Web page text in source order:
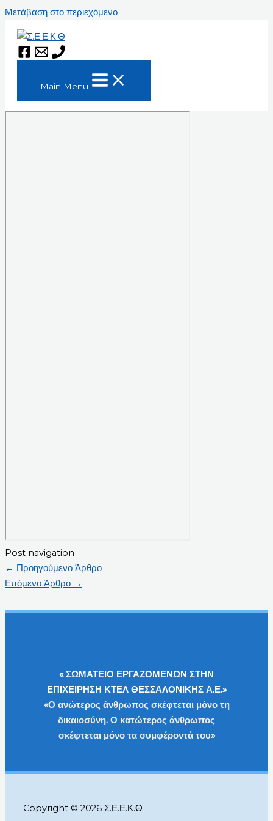
Μετάβαση στο περιεχόμενο
Main Menu
Post navigation
← Προηγούμενο Άρθρο
Επόμενο Άρθρο →
« ΣΩΜΑΤΕΙΟ ΕΡΓΑΖΟΜΕΝΩΝ ΣΤΗΝ
ΕΠΙΧΕΙΡΗΣΗ ΚΤΕΛ ΘΕΣΣΑΛΟΝΙΚΗΣ Α.Ε.»
«Ο ανώτερος άνθρωπος σκέφτεται μόνο τη
δικαιοσύνη. Ο κατώτερος άνθρωπος
σκέφτεται μόνο τα συμφέροντά του»
Copyright © 2026 Σ.Ε.Ε.Κ.Θ